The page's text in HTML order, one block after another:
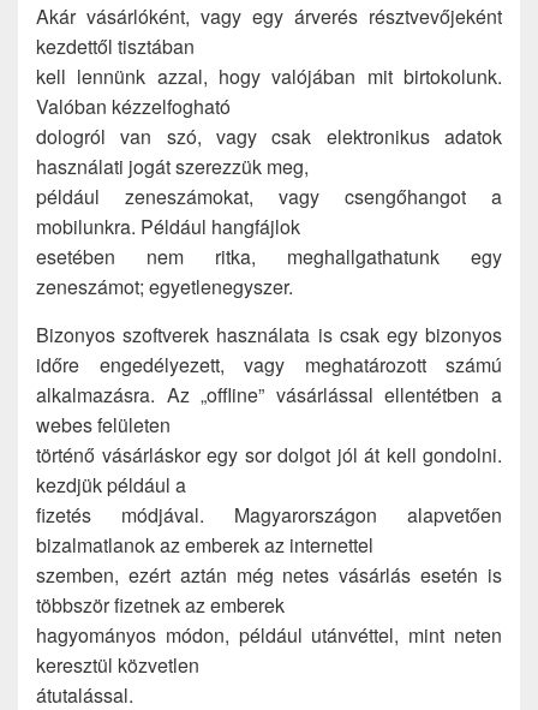
Akár vásárlóként, vagy egy árverés résztvevőjeként
kezdettől tisztában
kell lennünk azzal, hogy valójában mit birtokolunk.
Valóban kézzelfogható
dologról van szó, vagy csak elektronikus adatok
használati jogát szerezzük meg,
például zeneszámokat, vagy csengőhangot a
mobilunkra. Például hangfájlok
esetében nem ritka, meghallgathatunk egy
zeneszámot; egyetlenegyszer.
Bizonyos szoftverek használata is csak egy bizonyos
időre engedélyezett, vagy meghatározott számú
alkalmazásra. Az „offline” vásárlással ellentétben a
webes felületen
történő vásárláskor egy sor dolgot jól át kell gondolni.
kezdjük például a
fizetés módjával. Magyarországon alapvetően
bizalmatlanok az emberek az internettel
szemben, ezért aztán még netes vásárlás esetén is
többször fizetnek az emberek
hagyományos módon, például utánvéttel, mint neten
keresztül közvetlen
átutalással.